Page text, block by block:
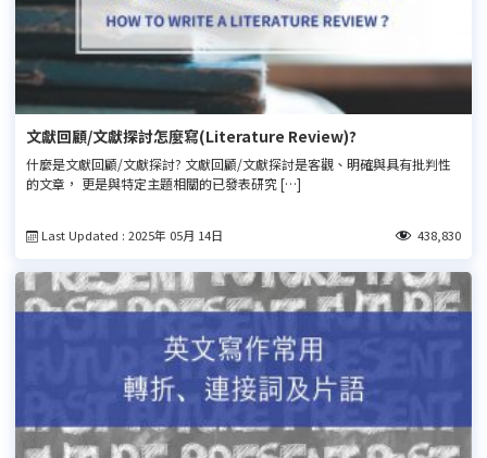
文獻回顧/文獻探討怎麼寫(Literature Review)?
什麼是文獻回顧/文獻探討? 文獻回顧/文獻探討是客觀、明確與具有批判性
的文章， 更是與特定主題相關的已發表研究 […]
Last Updated : 2025年 05月 14日 438,830